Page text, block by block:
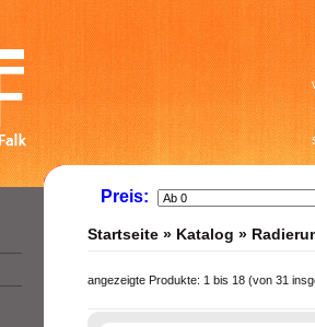
Preis:
Startseite » Katalog »
angezeigte Produkte: 1 bis 18 (von 31